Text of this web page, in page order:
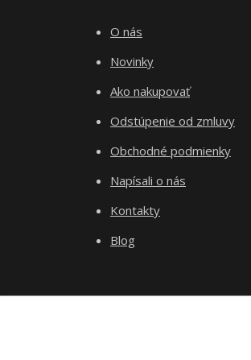
O nás
Novinky
Ako nakupovať
Odstúpenie od zmluvy
Obchodné podmienky
Napísali o nás
Kontakty
Blog